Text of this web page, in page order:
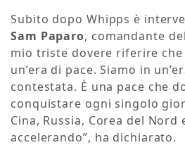
Subito dopo Whipps è
Sam Paparo, comandante
mio triste dovere riferire
un’era di pace. Siamo in
contestata. È una pace che
conquistare ogni singolo
Cina, Russia, Corea del Nord
accelerando”, ha dichiarato.